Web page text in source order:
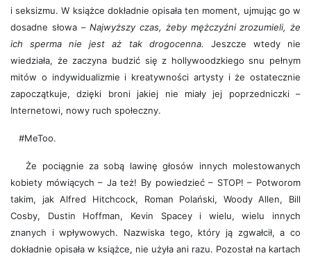
i seksizmu. W książce dokładnie opisała ten moment, ujmując go w
dosadne słowa –Najwyższy czas, żeby mężczyźni zrozumieli, że
ich sperma nie jest aż tak drogocenna.
Jeszcze wtedy nie
wiedziała, że zaczyna budzić się z hollywoodzkiego snu pełnym
mitów o indywidualizmie i kreatywności artysty i że ostatecznie
zapoczątkuje, dzięki broni jakiej nie miały jej poprzedniczki –
Internetowi, nowy ruch społeczny.
#MeToo.
Że pociągnie za sobą lawinę głosów innych molestowanych
kobiety mówiących – Ja też! By powiedzieć – STOP! – Potworom
takim, jak Alfred Hitchcock, Roman Polański, Woody Allen, Bill
Cosby, Dustin Hoffman, Kevin Spacey i wielu, wielu innych
znanych i wpływowych. Nazwiska tego, który ją zgwałcił, a co
dokładnie opisała w książce, nie użyła ani razu. Pozostał na kartach